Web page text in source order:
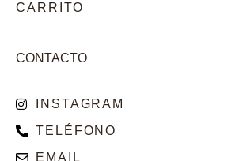
CARRITO
CONTACTO
INSTAGRAM
TELÉFONO
EMAIL